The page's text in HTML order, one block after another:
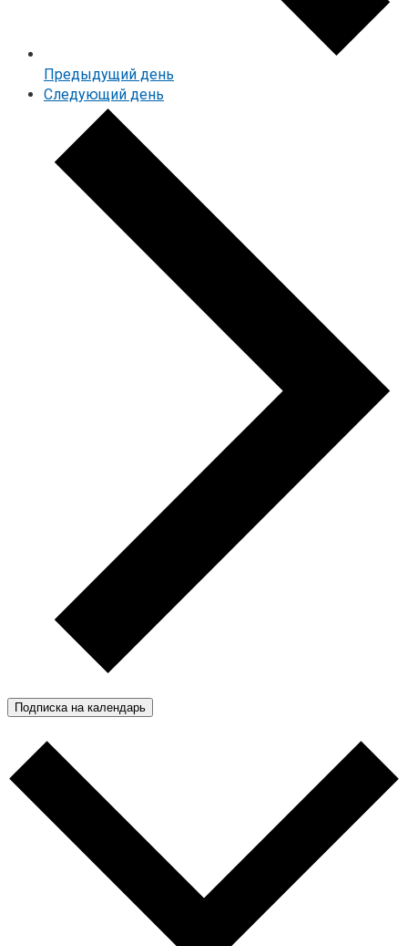
Предыдущий день
Следующий день
Подписка на календарь